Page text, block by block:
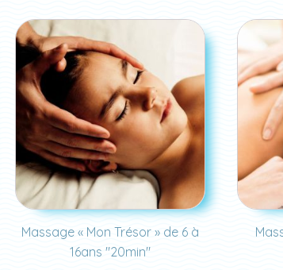
Massage « Mon Trésor » de 6 à
16ans "20min"